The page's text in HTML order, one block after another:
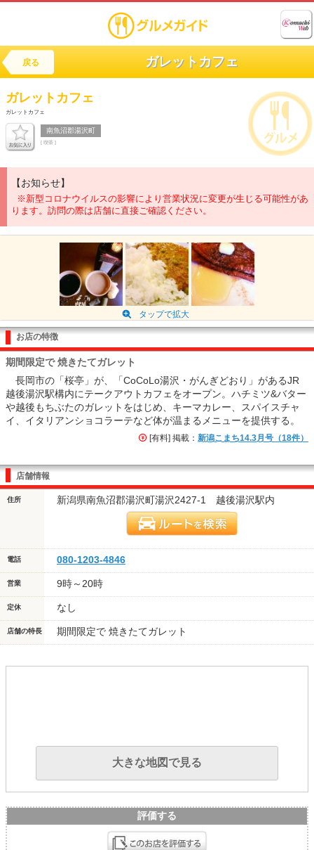
戻る ガレットカフェ
ガレットカフェ
ガレットカフェ
南魚沼郡湯沢町
[ 喫茶 ]
【お知らせ】
※新型コロナウイルスの影響により営業状況に変更が生じる可能性があ
ります。訪問の際は店舗に直接ご確認ください。
タップで拡大
お店の特徴
期間限定で 焼きたてガレット
長岡市の「桜亭」が、「CoCoLo湯沢・がんぎどおり」があるJR
越後湯沢駅構内にテークアウトカフェをオープン。ハチミツ&バター
や越後もちぶたのガレットをはじめ、キーマカレー、スパイスチャ
イ、イタリアンショコラーテなど体が温まるメニューを提供する。
[有料] 掲載： 新潟こまち14.3月号（18件）
店舗情報
住所 新潟県南魚沼郡湯沢町湯沢2427-1 越後湯沢駅内
電話 080-1203-4846
営業 9時～20時
定休 なし
店舗の特長 期間限定で 焼きたてガレット
大きな地図で見る
評価する